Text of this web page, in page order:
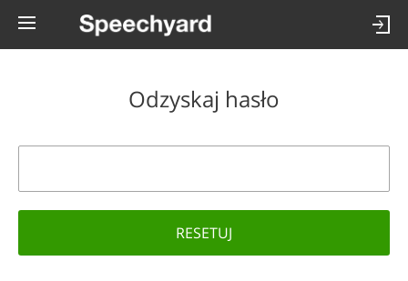
Odzyskaj hasło
RESETUJ